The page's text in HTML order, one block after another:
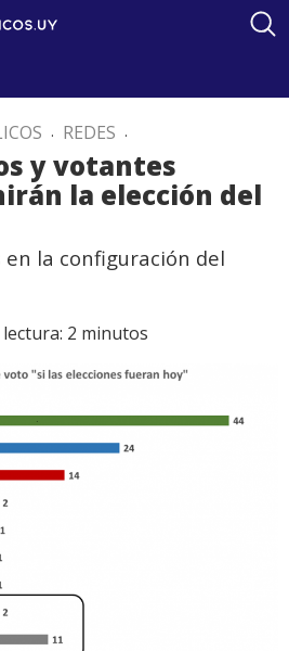
. REDES .
y votantes
la elección del
la configuración del
2 minutos